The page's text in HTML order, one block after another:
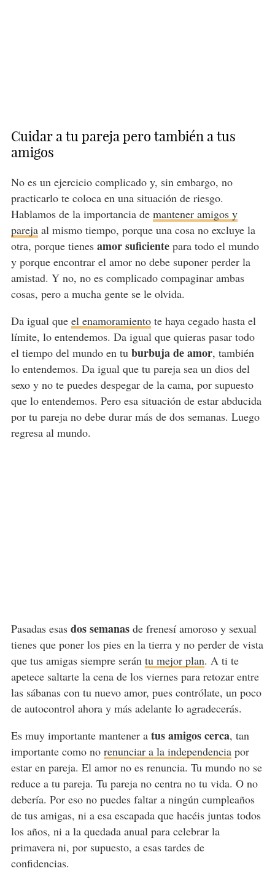
Cuidar a tu pareja pero también a tus
amigos
No es un ejercicio complicado y, sin embargo, no
practicarlo te coloca en una situación de riesgo.
Hablamos de la importancia de mantener amigos y
parejaal mismo tiempo, porque una cosa no excluye la
otra, porque tienes amor suficientepara todo el mundo
y porque encontrar el amor no debe suponer perder la
amistad. Y no, no es complicado compaginar ambas
cosas, pero a mucha gente se le olvida.
Da igual que el enamoramientote haya cegado hasta el
límite, lo entendemos. Da igual que quieras pasar todo
el tiempo del mundo en tu burbuja de amor, también
lo entendemos. Da igual que tu pareja sea un dios del
sexo y no te puedes despegar de la cama, por supuesto
que lo entendemos. Pero esa situación de estar abducida
por tu pareja no debe durar más de dos semanas. Luego
regresa al mundo.
Pasadas esas dos semanasde frenesí amoroso y sexual
tienes que poner los pies en la tierra y no perder de vista
que tus amigas siempre serán tu mejor plan. A ti te
apetece saltarte la cena de los viernes para retozar entre
las sábanas con tu nuevo amor, pues contrólate, un poco
de autocontrol ahora y más adelante lo agradecerás.
Es muy importante mantener atus amigos cerca, tan
importante como no renunciar a la independenciapor
estar en pareja. El amor no es renuncia. Tu mundo no se
reduce a tu pareja. Tu pareja no centra no tu vida. O no
debería. Por eso no puedes faltar a ningún cumpleaños
de tus amigas, ni a esa escapada que hacéis juntas todos
los años, ni a la quedada anual para celebrar la
primavera ni, por supuesto, a esas tardes de
confidencias.